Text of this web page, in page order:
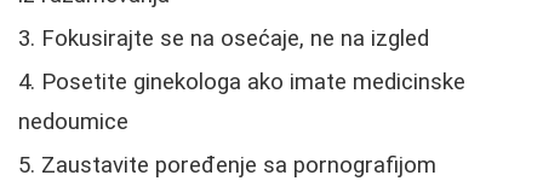
Fokusirajte se na osećaje, ne na izgled
Posetite ginekologa ako imate medicinske
nedoumice
Zaustavite poređenje sa pornografijom